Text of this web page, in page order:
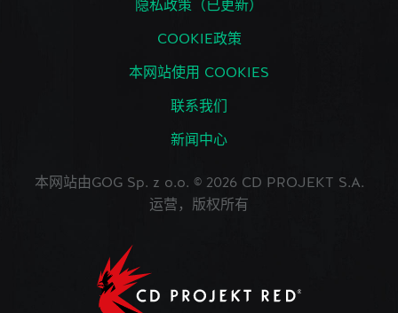
隐私政策（已更新）
COOKIE政策
本网站使用 COOKIES
联系我们
新闻中心
本网站由GOG Sp. z o.o. © 2026 CD PROJEKT S.A.
运营，版权所有